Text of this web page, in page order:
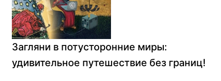
Загляни в потусторонние миры:
удивительное путешествие без границ!